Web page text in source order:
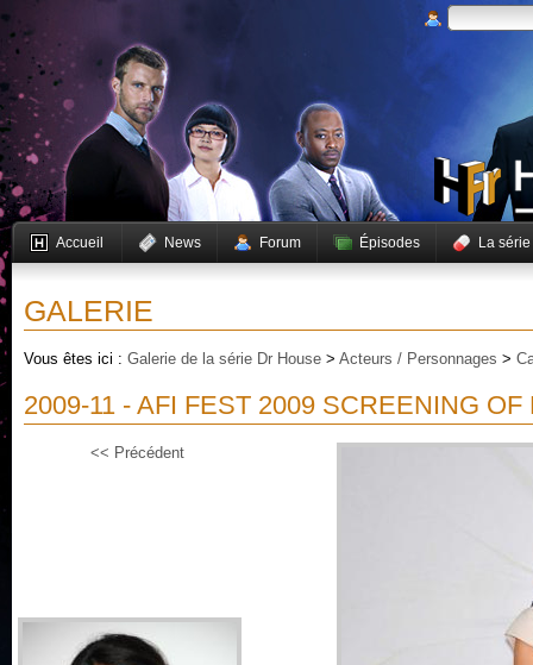
Accueil News Forum Épisodes La série
GALERIE
Vous êtes ici : Galerie de la série Dr House > Acteurs / Personnages >
2009-11 - AFI FEST 2009 SCREENING
<< Précédent